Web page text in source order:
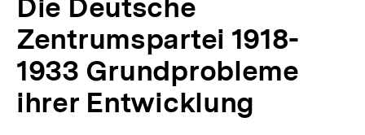
Die Deutsche
Zentrumspartei 1918-
1933 Grundprobleme
ihrer Entwicklung